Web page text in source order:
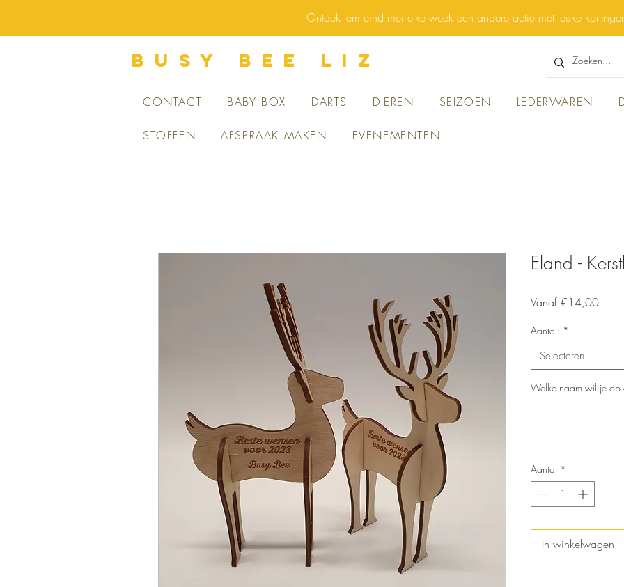
Ontdek tem eind mei elke week een andere actie met leuke
BUsY BEE LIZ
CONTACT BABY BOX DARTS DIEREN SEIZOEN LEDERWAREN
STOFFEN AFSPRAAK MAKEN EVENEMENTEN
Eland -
Vanaf €14,00
Aantal: *
Selecteren
Welke naam wil je op
Aantal *
In winkelwagen